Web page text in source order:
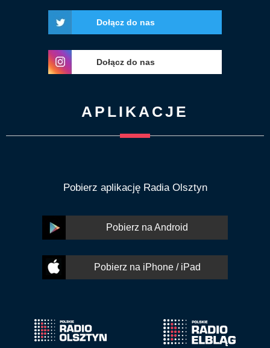
Dołącz do nas
Dołącz do nas
APLIKACJE
Pobierz aplikację Radia Olsztyn
Pobierz na Android
Pobierz na iPhone / iPad